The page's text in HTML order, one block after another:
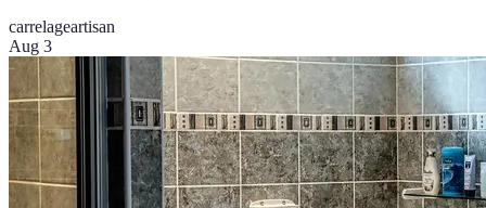
carrelageartisan
Aug 3